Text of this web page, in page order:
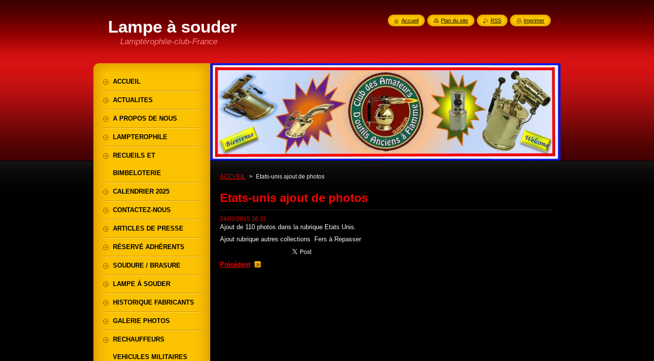
Lampe à souder
Lamptérophile-club-France
ACCUEIL > Etats-unis ajout de photos
Etats-unis ajout de photos
24/02/2015 16:21
Ajout de 110 photos dans la rubrique Etats Unis.
Ajout rubrique autres collections Fers à Repasser
Précédent
ACCUEIL
ACTUALITES
A PROPOS DE NOUS
LAMPTEROPHILE
RECUEILS ET
BIMBELOTERIE
CALENDRIER 2025
CONTACTEZ-NOUS
ARTICLES DE PRESSE
RÉSERVÉ ADHÉRENTS
SOUDURE / BRASURE
LAMPE À SOUDER
HISTORIQUE FABRICANTS
GALERIE PHOTOS
RECHAUFFEURS
VEHICULES MILITAIRES
Accueil Plan du site RSS Imprimer